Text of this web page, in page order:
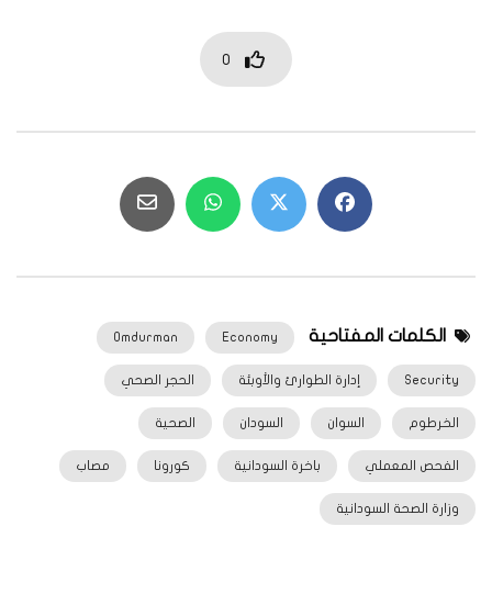
0
الكلمات المفتاحية Economy
Omdurman
Security إدارة الطوارئ والأوبئة الحجر الصحي
الخرطوم السوان السودان الصحية
الفحص المعملي باخرة السودانية كورونا مصاب
وزارة الصحة السودانية